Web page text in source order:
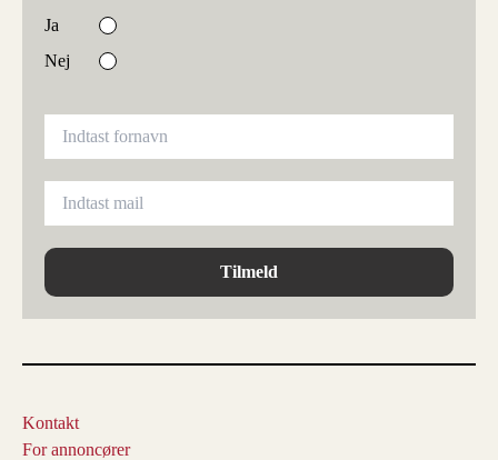
Ja
Nej
Tilmeld
Kontakt
For annoncører